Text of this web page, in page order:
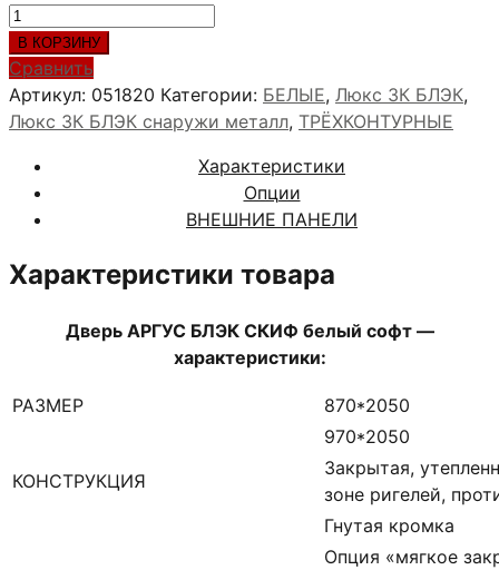
Количество
товара
АРГУС
БЛЭК
СКИФ
софт
В КОРЗИНУ
Сравнить
Артикул: 051820 Категории: БЕЛЫЕ, Люкс 3К БЛЭК,
Люкс 3К БЛЭК снаружи металл, ТРЁХКОНТУРНЫЕ
Характеристики
Опции
ВНЕШНИЕ ПАНЕЛИ
Характеристики товара
Дверь АРГУС БЛЭК СКИФ белый софт —
характеристики:
РАЗМЕР
870*2050
970*2050
КОНСТРУКЦИЯ
Закрытая,
зоне ригелей,
Гнутая кромка
Опция «мягкое